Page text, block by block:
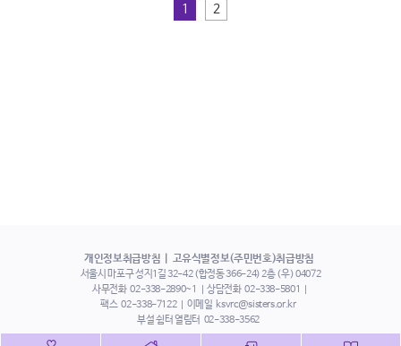
1 2
개인정보취급방침 고유식별정보(주민번호)취급방침
서울시 마포구 성지1길 32-42 (합정동 366-24) 2층 (우) 04072
사무전화 02-338-2890~1 상담전화 02-338-5801
팩스 02-338-7122 이메일 ksvrc@sisters.or.kr
부설 쉼터 열림터 02-338-3562